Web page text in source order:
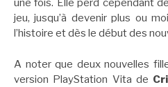
une fois. Elle perd cependant
jeu, jusqu’à devenir plus ou
l’histoire et dès le début des
A noter que deux nouvelles
version PlayStation Vita de